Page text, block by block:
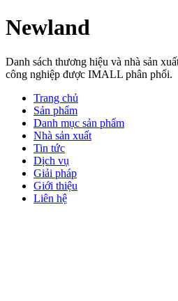
Newland
Danh sách thương hiệu và nhà sản
công nghiệp được IMALL phân phối.
Trang chủ
Sản phẩm
Danh mục sản phẩm
Nhà sản xuất
Tin tức
Dịch vụ
Giải pháp
Giới thiệu
Liên hệ